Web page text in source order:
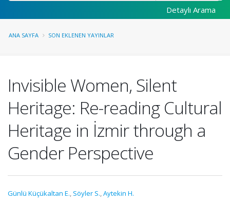
Detaylı Arama
ANA SAYFA SON EKLENEN YAYINLAR
Invisible Women, Silent
Heritage: Re-reading Cultural
Heritage in İzmir through a
Gender Perspective
Günlü Küçükaltan E., Söyler S.,Aytekin H.